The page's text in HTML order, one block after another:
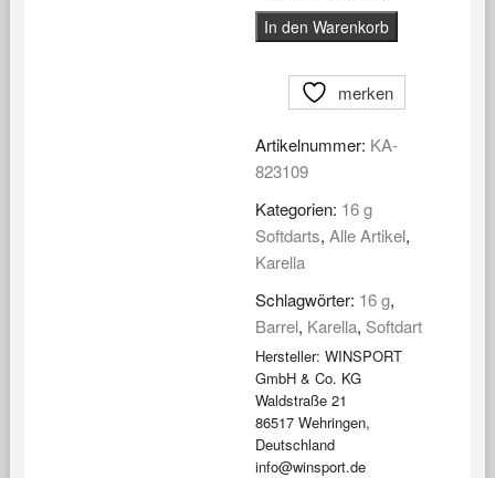
Karella
Softbarrels
Tungsten
PLS-
09
16
g
In den Warenkorb
merken
Artikelnummer: KA-
823109
Kategorien: 16 g
Softdarts, Alle Artikel,
Karella
Schlagwörter: 16 g,
Barrel, Karella, Softdart
Hersteller: WINSPORT
GmbH & Co. KG
Waldstraße 21
86517 Wehringen,
Deutschland
info@winsport.de